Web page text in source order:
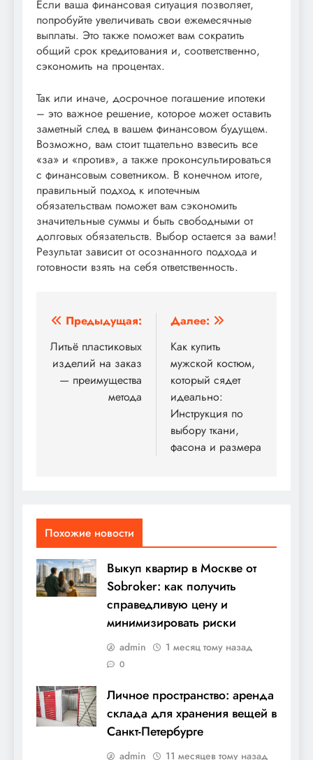
Если ваша финансовая ситуация позволяет,
попробуйте увеличивать свои ежемесячные
выплаты. Это также поможет вам сократить
общий срок кредитования и, соответственно,
сэкономить на процентах.
Так или иначе, досрочное погашение ипотеки
– это важное решение, которое может оставить
заметный след в вашем финансовом будущем.
Возможно, вам стоит тщательно взвесить все
«за» и «против», а также проконсультироваться
с финансовым советником. В конечном итоге,
правильный подход к ипотечным
обязательствам поможет вам сэкономить
значительные суммы и быть свободными от
долговых обязательств. Выбор остается за вами!
Результат зависит от осознанного подхода и
готовности взять на себя ответственность.
Навигация
по
записям
Предыдущая:
Литьё пластиковых
изделий на заказ
— преимущества
метода
Далее:
Как купить
мужской костюм,
который сядет
идеально:
Инструкция по
выбору ткани,
фасона и размера
Похожие новости
Выкуп квартир в Москве от
Sobroker: как получить
справедливую цену и
минимизировать риски
admin 1 месяц тому назад
0
Личное пространство: аренда
склада для хранения вещей в
Санкт-Петербурге
admin 11 месяцев тому назад